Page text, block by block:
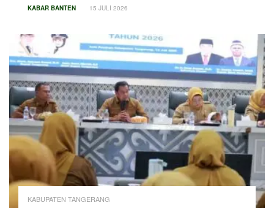
KABAR BANTEN 15 JULI 2026
KABUPATEN TANGERANG